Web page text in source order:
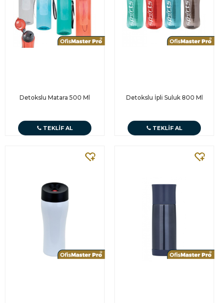
Detokslu Matara 500 Ml
TEKLIF AL
Detokslu İpli Suluk 800 Ml
TEKLIF AL